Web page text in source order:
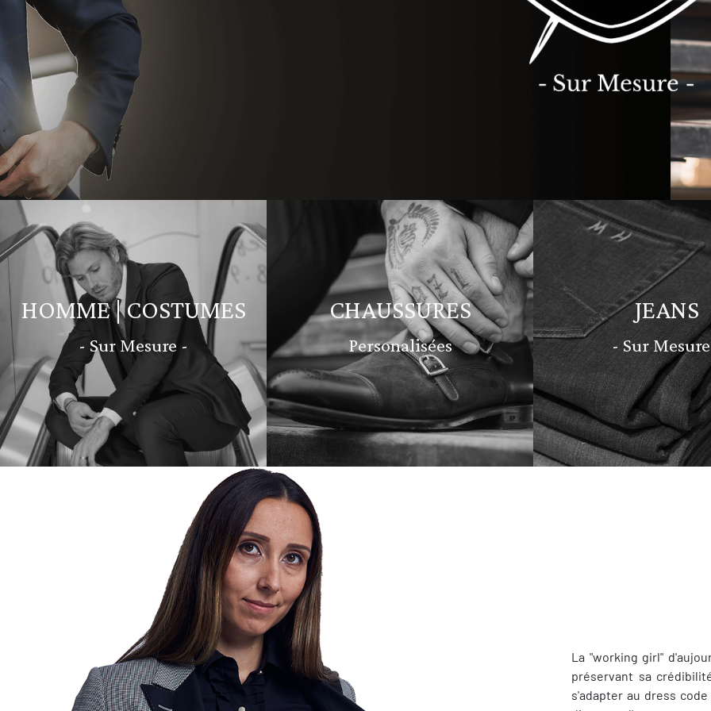
HOMME | COSTUMES
- Sur Mesure -
CHAUSSURES
Personalisées
JEANS
- Sur
La "working girl"
préservant sa
s'adapter au dress